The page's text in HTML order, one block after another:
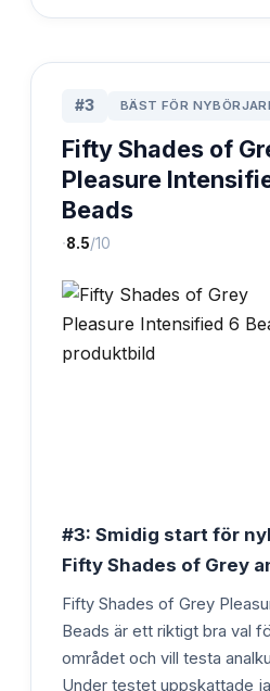
#3 BÄST FÖR
Fifty Shades of
Pleasure
Beads
·8.5/10
#3: Smidig start för
Fifty Shades of Grey
Fifty Shades of Grey
Beads är ett riktigt bra val
området och vill testa
Under testet uppskattade